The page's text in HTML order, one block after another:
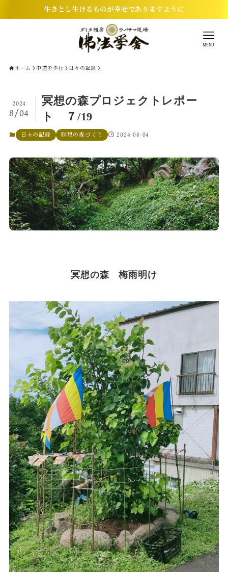
生きとし生けるものが幸せでありますように
MENU
ホーム 中道を歩む 日々の記録
冥想の森プロジェクトレポー
ト ７/19
2024
8/04
日々の記録 瞑想の森づくり 2024-08-04
冥想の森 梅雨明け